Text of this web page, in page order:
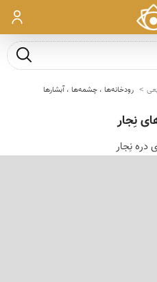
ورود
جست و
رودخانه‌ها ، چشمه‌ها ، آبشارها
نِجار
دره نِجار